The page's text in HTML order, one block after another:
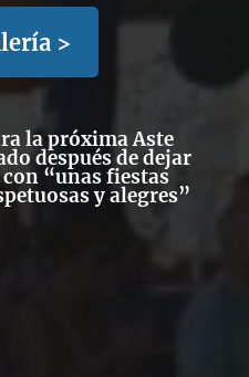
>
lapróxima Aste
después de dejar
“unas fiestas
y alegres”